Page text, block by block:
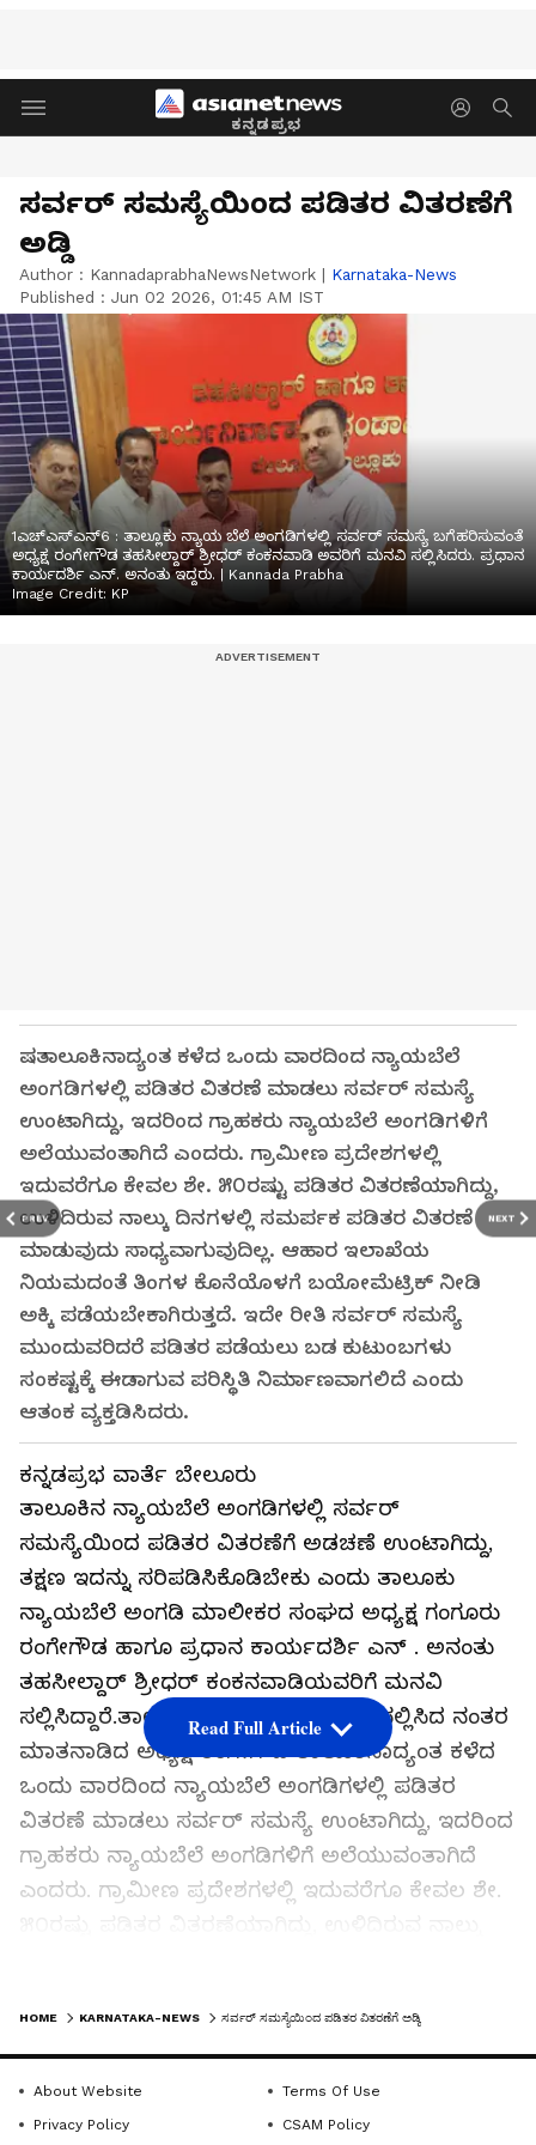
ಕನ್ನಡಪ್ರಭ
PREV NEXT
ಸರ್ವರ್‌ ಸಮಸ್ಯೆಯಿಂದ ಪಡಿತರ ವಿತರಣೆಗೆ
ಅಡ್ಡಿ
Author : KannadaprabhaNewsNetwork | Karnataka-News
Published : Jun 02 2026, 01:45 AM IST
1ಎಚ್ಎಸ್ಎನ್6 : ತಾಲ್ಲೂಕು ನ್ಯಾಯ ಬೆಲೆ ಅಂಗಡಿಗಳಲ್ಲಿ ಸರ್ವರ್ ಸಮಸ್ಯೆ ಬಗೆಹರಿಸುವಂತೆ
ಅಧ್ಯಕ್ಷ ರಂಗೇಗೌಡ ತಹಸೀಲ್ದಾರ್ ಶ್ರೀಧರ್ ಕಂಕನವಾಡಿ ಅವರಿಗೆ ಮನವಿ ಸಲ್ಲಿಸಿದರು. ಪ್ರಧಾನ
ಕಾರ್ಯದರ್ಶಿ ಎನ್. ಅನಂತು ಇದ್ದರು. | Kannada Prabha
Image Credit: KP
ಷತಾಲೂಕಿನಾದ್ಯಂತ ಕಳೆದ ಒಂದು ವಾರದಿಂದ ನ್ಯಾಯಬೆಲೆ
ಅಂಗಡಿಗಳಲ್ಲಿ ಪಡಿತರ ವಿತರಣೆ ಮಾಡಲು ಸರ್ವರ್‌ ಸಮಸ್ಯೆ
ಉಂಟಾಗಿದ್ದು, ಇದರಿಂದ ಗ್ರಾಹಕರು ನ್ಯಾಯಬೆಲೆ ಅಂಗಡಿಗಳಿಗೆ
ಅಲೆಯುವಂತಾಗಿದೆ ಎಂದರು. ಗ್ರಾಮೀಣ ಪ್ರದೇಶಗಳಲ್ಲಿ
ಇದುವರೆಗೂ ಕೇವಲ ಶೇ. ೫೦ರಷ್ಟು ಪಡಿತರ ವಿತರಣೆಯಾಗಿದ್ದು,
ಉಳಿದಿರುವ ನಾಲ್ಕು ದಿನಗಳಲ್ಲಿ ಸಮರ್ಪಕ ಪಡಿತರ ವಿತರಣೆ
ಮಾಡುವುದು ಸಾಧ್ಯವಾಗುವುದಿಲ್ಲ. ಆಹಾರ ಇಲಾಖೆಯ
ನಿಯಮದಂತೆ ತಿಂಗಳ ಕೊನೆಯೊಳಗೆ ಬಯೋಮೆಟ್ರಿಕ್‌ ನೀಡಿ
ಅಕ್ಕಿ ಪಡೆಯಬೇಕಾಗಿರುತ್ತದೆ. ಇದೇ ರೀತಿ ಸರ್ವರ್‌ ಸಮಸ್ಯೆ
ಮುಂದುವರಿದರೆ ಪಡಿತರ ಪಡೆಯಲು ಬಡ ಕುಟುಂಬಗಳು
ಸಂಕಷ್ಟಕ್ಕೆ ಈಡಾಗುವ ಪರಿಸ್ಥಿತಿ ನಿರ್ಮಾಣವಾಗಲಿದೆ ಎಂದು
ಆತಂಕ ವ್ಯಕ್ತಡಿಸಿದರು.
ಕನ್ನಡಪ್ರಭ ವಾರ್ತೆ ಬೇಲೂರು
ತಾಲೂಕಿನ ನ್ಯಾಯಬೆಲೆ ಅಂಗಡಿಗಳಲ್ಲಿ ಸರ್ವರ್
ಸಮಸ್ಯೆಯಿಂದ ಪಡಿತರ ವಿತರಣೆಗೆ ಅಡಚಣೆ ಉಂಟಾಗಿದ್ದು,
ತಕ್ಷಣ ಇದನ್ನು ಸರಿಪಡಿಸಿಕೊಡಿಬೇಕು ಎಂದು ತಾಲೂಕು
ನ್ಯಾಯಬೆಲೆ ಅಂಗಡಿ ಮಾಲೀಕರ ಸಂಘದ ಅಧ್ಯಕ್ಷ ಗಂಗೂರು
ರಂಗೇಗೌಡ ಹಾಗೂ ಪ್ರಧಾನ ಕಾರ್ಯದರ್ಶಿ ಎನ್ . ಅನಂತು
ತಹಸೀಲ್ದಾರ್‌ ಶ್ರೀಧರ್‌ ಕಂಕನವಾಡಿಯವರಿಗೆ ಮನವಿ
ಸಲ್ಲಿಸಿದ್ದಾರೆ.ತಾಲೂಕು ಕಚೇರಿಯಲ್ಲಿ ಮನವಿ ಸಲ್ಲಿಸಿದ ನಂತರ
ಮಾತನಾಡಿದ ಅಧ್ಯಕ್ಷ ರಂಗೇಗೌಡ ತಾಲೂಕಿನಾದ್ಯಂತ ಕಳೆದ
ಒಂದು ವಾರದಿಂದ ನ್ಯಾಯಬೆಲೆ ಅಂಗಡಿಗಳಲ್ಲಿ ಪಡಿತರ
ವಿತರಣೆ ಮಾಡಲು ಸರ್ವರ್‌ ಸಮಸ್ಯೆ ಉಂಟಾಗಿದ್ದು, ಇದರಿಂದ
ಗ್ರಾಹಕರು ನ್ಯಾಯಬೆಲೆ ಅಂಗಡಿಗಳಿಗೆ ಅಲೆಯುವಂತಾಗಿದೆ
ಎಂದರು. ಗ್ರಾಮೀಣ ಪ್ರದೇಶಗಳಲ್ಲಿ ಇದುವರೆಗೂ ಕೇವಲ ಶೇ.
ತಿಂಗಳ ಕೊನೆಯೊಳಗೆ ಬಯೋಮೆಟ್ರಿಕ್‌ ನೀಡಿ ಅಕ್ಕಿ
ಪಡೆಯಬೇಕಾಗಿರುತ್ತದೆ. ಇದೇ ರೀತಿ ಸರ್ವರ್‌ ಸಮಸ್ಯೆ
ಮುಂದುವರಿದರೆ ಪಡಿತರ ಪಡೆಯಲು ಬಡ ಕುಟುಂಬಗಳು
ಸಂಕಷ್ಟಕ್ಕೆ ಈಡಾಗುವ ಪರಿಸ್ಥಿತಿ ನಿರ್ಮಾಣವಾಗಲಿದೆ ಎಂದು
Read Full Article
HOME KARNATAKA-NEWS ಸರ್ವರ್‌ ಸಮಸ್ಯೆಯಿಂದ ಪಡಿತರ ವಿತರಣೆಗೆ ಅಡ್ಡಿ
About Website
Terms Of Use
Privacy Policy
CSAM Policy